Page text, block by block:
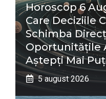
Horoscop 6
Care Deciziile
Schimba
Oportunitățile
Aștepți Mai
5 august 2026